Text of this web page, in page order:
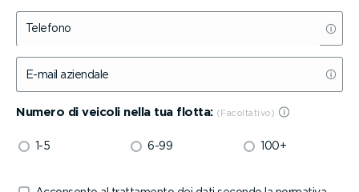
Telefono
E-mail aziendale
Numero di veicoli nella tua flotta:
1-5 6-99 100+